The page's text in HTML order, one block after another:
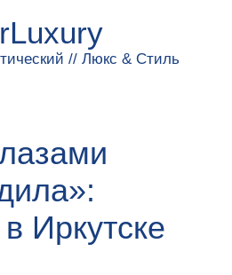
// Люкс & Стиль
Иркутске